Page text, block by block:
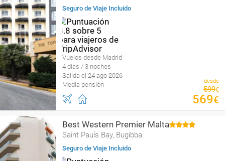
Seguro de Viaje Incluido
Vuelos desde Madrid
4 días / 3 noches
Salida el 24 ago 2026
Media pensión
desde
599€
569€
Best Western Premier Malta
Saint Pauls Bay, Bugibba
Seguro de Viaje Incluido